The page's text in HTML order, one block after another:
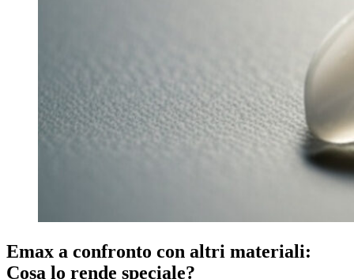
Emax a confronto con altri materiali:
Cosa lo rende speciale?